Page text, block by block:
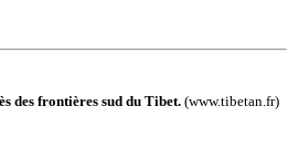
des frontières sud du Tibet. (www.tibetan.fr)